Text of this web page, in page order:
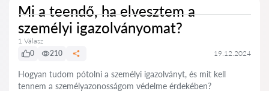
Mi a teendő, ha elvesztem a
személyi igazolványomat?
1 Válasz
0
210 19.12.2024
Hogyan tudom pótolni a személyi igazolványt, és mit kell
tennem a személyazonosságom védelme érdekében?